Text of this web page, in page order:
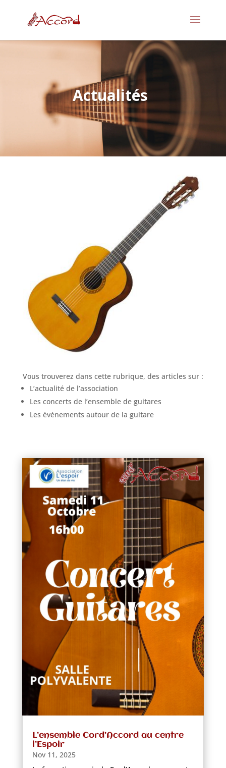
Actualités
Vous trouverez dans cette rubrique, des articles sur :
L’actualité de l’association
Les concerts de l’ensemble de guitares
Les événements autour de la guitare
L’ensemble Cord’Accord au centre
l’Espoir
Nov 11, 2025